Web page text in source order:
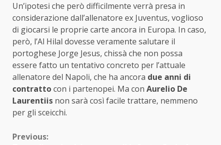
Un’ipotesi che però difficilmente verrà presa in
considerazione dall’allenatore ex Juventus, voglioso
di giocarsi le proprie carte ancora in Europa. In caso,
però, l’Al Hilal dovesse veramente salutare il
portoghese Jorge Jesus, chissà che non possa
essere fatto un tentativo concreto per l’attuale
allenatore del Napoli, che ha ancora due anni di
contrattocon i partenopei. Ma con Aurelio De
Laurentiis non sarà così facile trattare, nemmeno
per gli sceicchi.
Continue
Previous: